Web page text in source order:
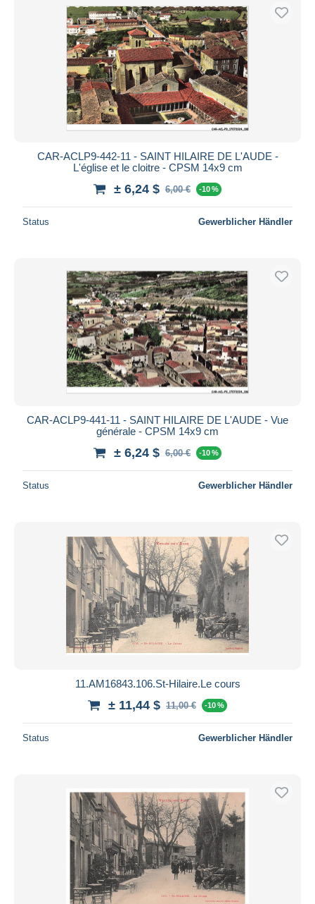
CAR-ACLP9-442-11 - SAINT HILAIRE DE L'AUDE -
L'église et le cloitre - CPSM 14x9 cm
± 6,24 $ 6,00 € -10 %
Status Gewerblicher Händler
CAR-ACLP9-441-11 - SAINT HILAIRE DE L'AUDE - Vue
générale - CPSM 14x9 cm
± 6,24 $ 6,00 € -10 %
Status Gewerblicher Händler
11.AM16843.106.St-Hilaire.Le cours
± 11,44 $ 11,00 € -10 %
Status Gewerblicher Händler